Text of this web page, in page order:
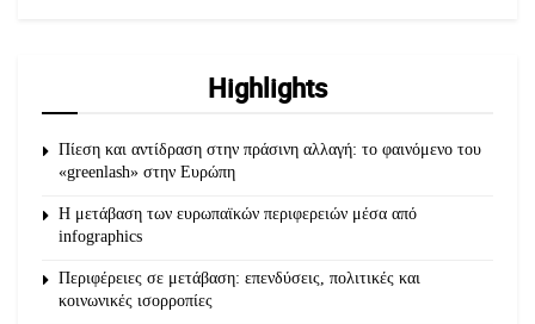
Highlights
Πίεση και αντίδραση στην πράσινη αλλαγή: το φαινόμενο του
«greenlash» στην Ευρώπη
Η μετάβαση των ευρωπαϊκών περιφερειών μέσα από
infographics
Περιφέρειες σε μετάβαση: επενδύσεις, πολιτικές και
κοινωνικές ισορροπίες